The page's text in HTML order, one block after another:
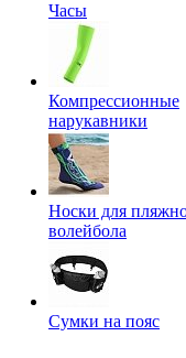
Часы
Компрессионные
нарукавники
Носки для
волейбола
Сумки на пояс